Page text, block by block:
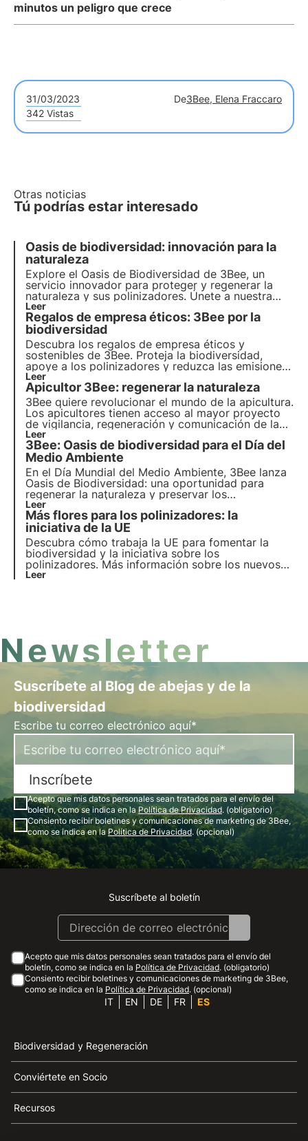
minutos un peligro que crece
31/03/2023 De3Bee, Elena Fraccaro
342 Vistas
Otras noticias
Tú podrías estar interesado
Oasis de biodiversidad: innovación para la
naturaleza
Explore el Oasis de Biodiversidad de 3Bee, un
servicio innovador para proteger y regenerar la
naturaleza y sus polinizadores. Únete a nuestra
misión y descubre cómo
biodiversidadse encuentran para crear un futuro
más verde para las empresas y el planeta.
Leer
Regalos de empresa éticos: 3Bee por la
biodiversidad
Descubra los regalos de empresa éticos y
sostenibles de 3Bee. Proteja la biodiversidad,
apoye a los polinizadores y reduzca las emisiones
de CO2. Regala colmenas tecnológicas, árboles de
néctar y Polly House para dejar una huella
ecológica y una marca socialmente responsable.
Leer
Apicultor 3Bee: regenerar la naturaleza
3Bee quiere revolucionar el mundo de la apicultura.
Los apicultores tienen acceso al mayor proyecto
de vigilancia, regeneración y comunicación de la
biodiversidad. Nuestro objetivo es crear
agricultores de la biodiversidad.
Leer
3Bee: Oasis de biodiversidad para el Día del
Medio Ambiente
En el Día Mundial del Medio Ambiente, 3Bee lanza
Oasis de Biodiversidad: una oportunidad para
regenerar la naturaleza y preservar los
polinizadores
nuestra misión combinatecnologíade vanguardia
ycompromiso medioambiental
Leer
Más flores para los polinizadores: la
iniciativa de la UE
Descubra cómo trabaja la UE para fomentar la
biodiversidad y la iniciativa sobre los
polinizadores. Más información sobre los nuevos
objetivos para 2030 y el papel de 3Bee en la
Leer
Newsletter
Suscríbete al Blog de abejas y de la
biodiversidad
Escribe tu correo electrónico aquí*
Inscríbete
Acepto que mis datos personales sean tratados para el envío del
boletín, como se indica en laPolítica de Privacidad. (obligatorio)
Consiento recibir boletines y comunicaciones de marketing de 3Bee,
como se indica en laPolítica de Privacidad. (opcional)
Instagram
Facebook
Linkedin
Youtube
Suscríbete al boletín
Acepto que mis datos personales sean tratados para el envío del
boletín, como se indica en la Política de Privacidad. (obligatorio)
Consiento recibir boletines y comunicaciones de marketing de 3Bee,
como se indica en la Política de Privacidad. (opcional)
IT EN DE FR ES
Biodiversidad y Regeneración
Conviértete en Socio
Recursos